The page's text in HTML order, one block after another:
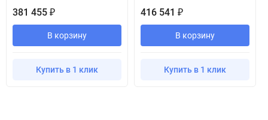
381 455 ₽
В корзину
Купить в 1 клик
416 541 ₽
В корзину
Купить в 1 клик